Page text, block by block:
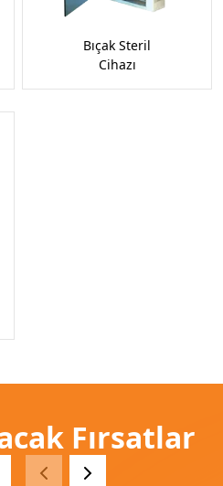
Bıçak Steril
Cihazı
Fırsatlar